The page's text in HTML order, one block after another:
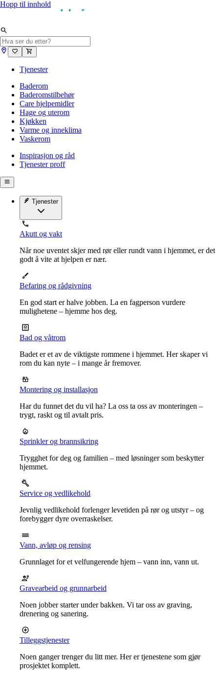
Hopp til innhold
Tjenester
Baderom
Baderomstilbehør
Care hjelpemidler
Hage og uterom
Kjøkken
Varme og inneklima
Vaskerom
Inspirasjon og råd
Tjenester proff
Tjenester
Akutt og vakt
Når noe uventet skjer med rør eller rundt vann i hjemmet, er det
godt å vite at hjelpen er nær.
Befaring og rådgivning
En god start er halve jobben. La en fagperson vurdere
mulighetene – hjemme hos deg.
Bad og våtrom
Badet er et av de viktigste rommene i hjemmet. Her skaper vi
rom du kan nyte – i mange år fremover.
Montering og installasjon
Har du funnet det du vil ha? La oss ta oss av monteringen –
trygt, raskt og til avtalt pris.
Sprinkler og brannsikring
Trygghet for deg og familien – med løsninger som beskytter
hjemmet.
Service og vedlikehold
Jevnlig vedlikehold forlenger levetiden på rør og utstyr – og
forebygger dyre overraskelser.
Vann, avløp og rensing
Grunnlaget for et velfungerende hjem – vann inn, vann ut.
Gravearbeid og grunnarbeid
Noen jobber starter under bakken. Vi tar oss av graving,
drenering og sanering.
Tilleggstjenester
Noen ganger trenger du litt mer. Her er tjenestene som gjør
prosjektet komplett.